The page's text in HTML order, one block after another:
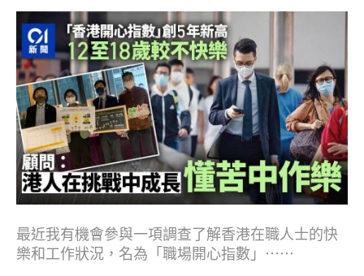
最近我有機會參與一項調查了解香港在職人士的快
樂和工作狀況，名為「職場開心指數」⋯⋯